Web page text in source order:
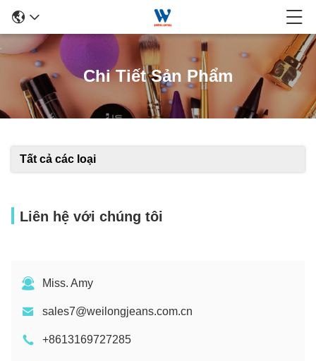
Chi Tiết Sản Phẩm
Tất cả các loại
Liên hệ với chúng tôi
Miss. Amy
sales7@weilongjeans.com.cn
+8613169727285